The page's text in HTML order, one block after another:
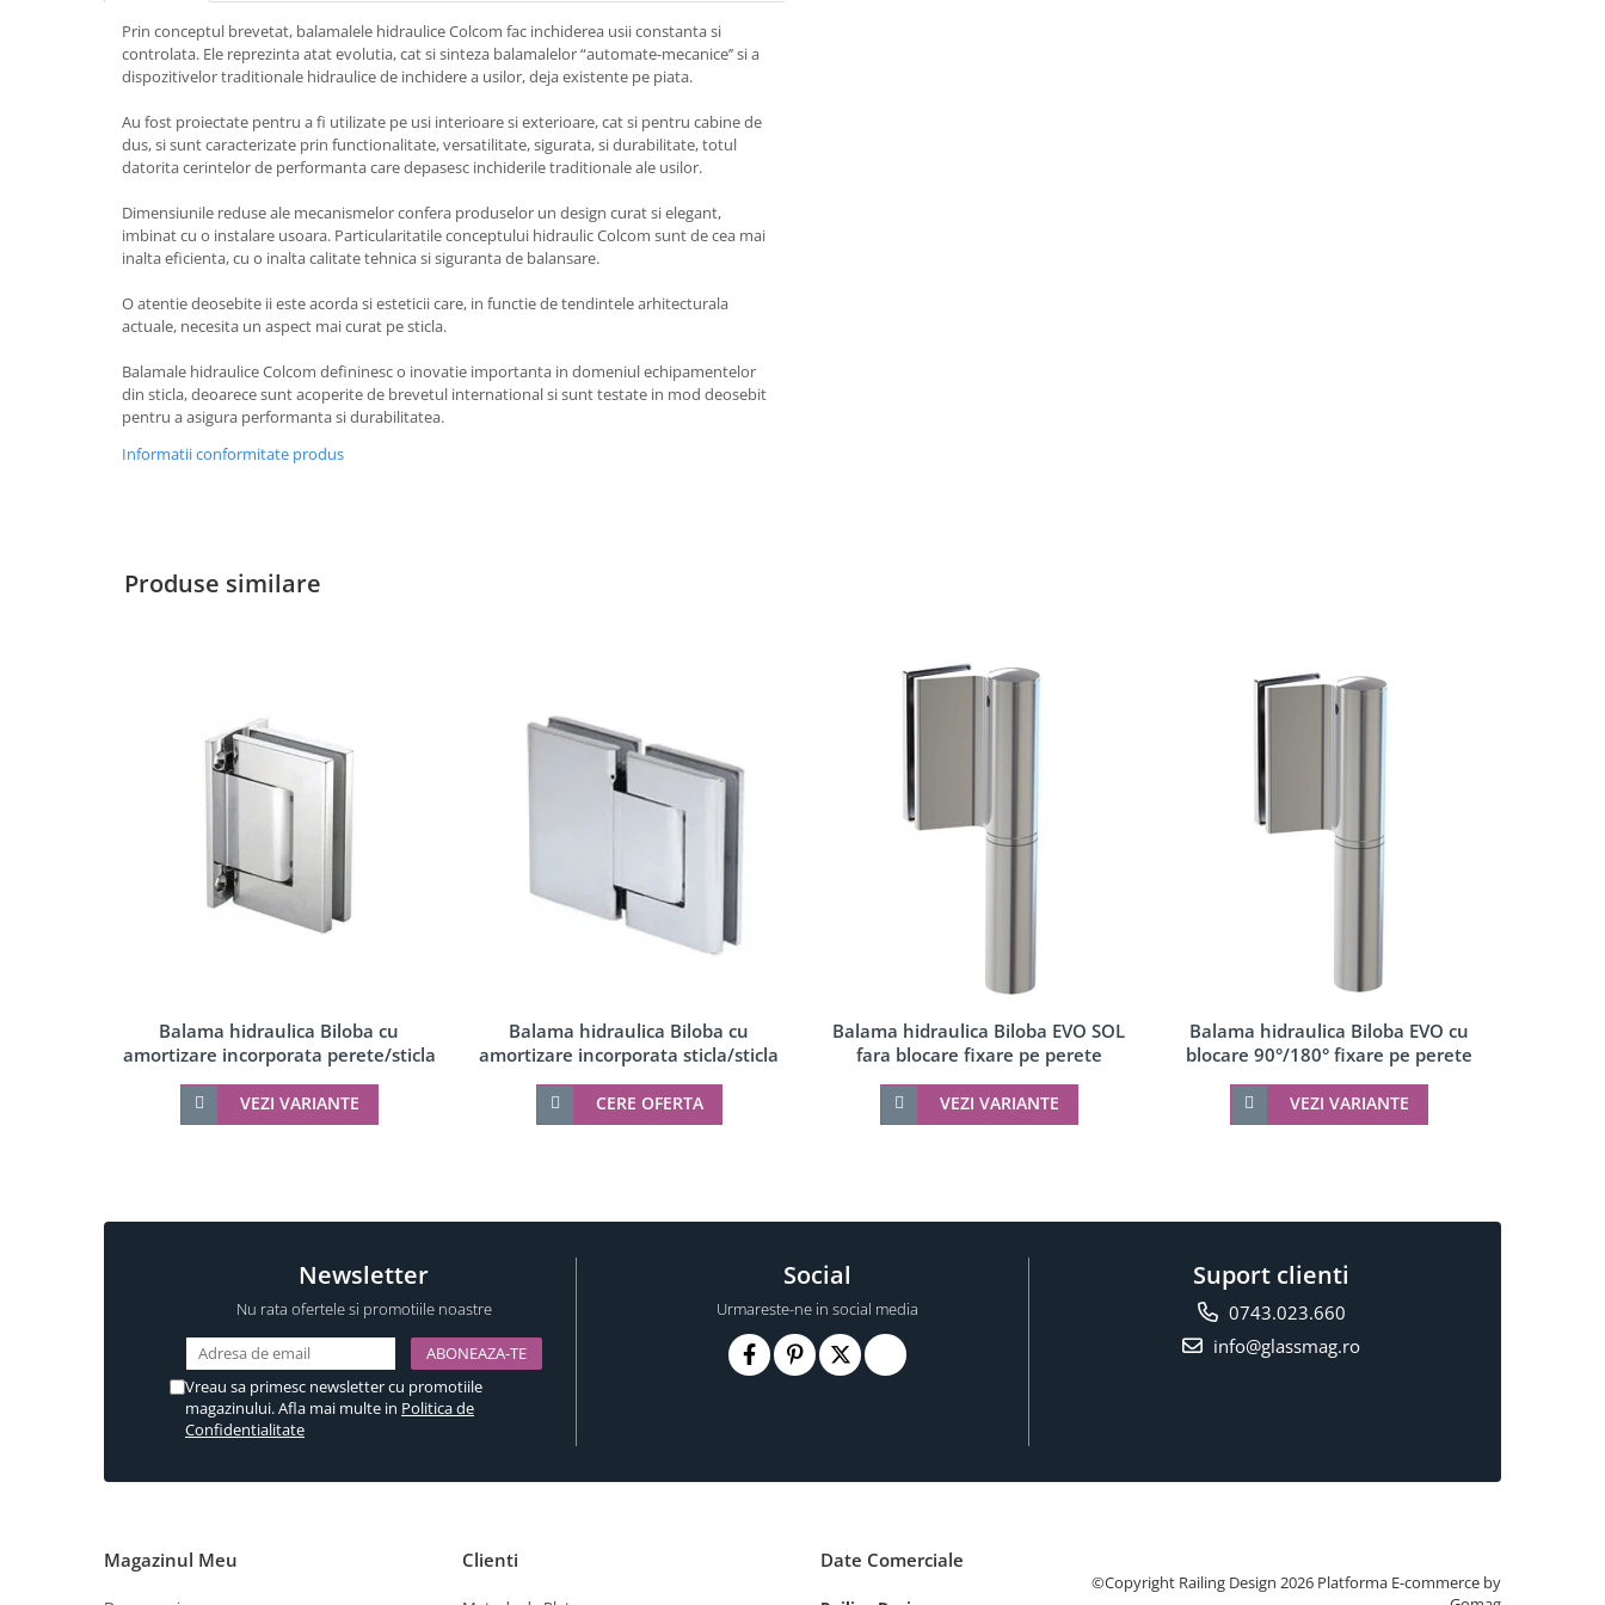
Pereti amovibili
Usi glisante pentru vitrine
Manere tragatoare
Manere scoica
Componente cabine dus
Balamale cabine dus
Profil U cabine dus
Garnituri cabine dus
Butoni si manere cabine dus
Profil U balustrada sticla
Mana curenta profil U balustrada sticla
Cleme montanti balustrada
Cabluri si componente montanti balustrada
Accesorii prinderi punctuale
Seturi copertina
Componente copertina
Accesorii compartimentare toalete
Accesorii
Prin conceptul brevetat, balamalele hidraulice Colcom fac inchiderea usii constanta si
controlata. Ele reprezinta atat evolutia, cat si sinteza balamalelor “automate-mecanice’’ si a
dispozitivelor traditionale hidraulice de inchidere a usilor, deja existente pe piata.
Au fost proiectate pentru a fi utilizate pe usi interioare si exterioare, cat si pentru cabine de
dus, si sunt caracterizate prin functionalitate, versatilitate, sigurata, si durabilitate, totul
datorita cerintelor de performanta care depasesc inchiderile traditionale ale usilor.
Dimensiunile reduse ale mecanismelor confera produselor un design curat si elegant,
imbinat cu o instalare usoara. Particularitatile conceptului hidraulic Colcom sunt de cea mai
inalta eficienta, cu o inalta calitate tehnica si siguranta de balansare.
O atentie deosebite ii este acorda si esteticii care, in functie de tendintele arhitecturala
actuale, necesita un aspect mai curat pe sticla.
Balamale hidraulice Colcom defininesc o inovatie importanta in domeniul echipamentelor
din sticla, deoarece sunt acoperite de brevetul international si sunt testate in mod deosebit
pentru a asigura performanta si durabilitatea.
Informatii conformitate produs
Produse similare
Balama hidraulica Biloba cu
amortizare incorporata perete/sticla
VEZI VARIANTE
Balama hidraulica Biloba cu
amortizare incorporata sticla/sticla
CERE OFERTA
Balama hidraulica Biloba EVO SOL
fara blocare fixare pe perete
VEZI VARIANTE
Balama hidraulica Biloba EVO cu
blocare 90°/180° fixare pe perete
VEZI VARIANTE
Newsletter
Nu rata ofertele si promotiile noastre
Vreau sa primesc newsletter cu promotiile
magazinului. Afla mai multe in Politica de
Confidentialitate
Social
Urmareste-ne in social media
Suport clienti
0743.023.660
info@glassmag.ro
Magazinul Meu Clienti Date Comerciale
©Copyright Railing Design 2026 Platforma E-commerce by